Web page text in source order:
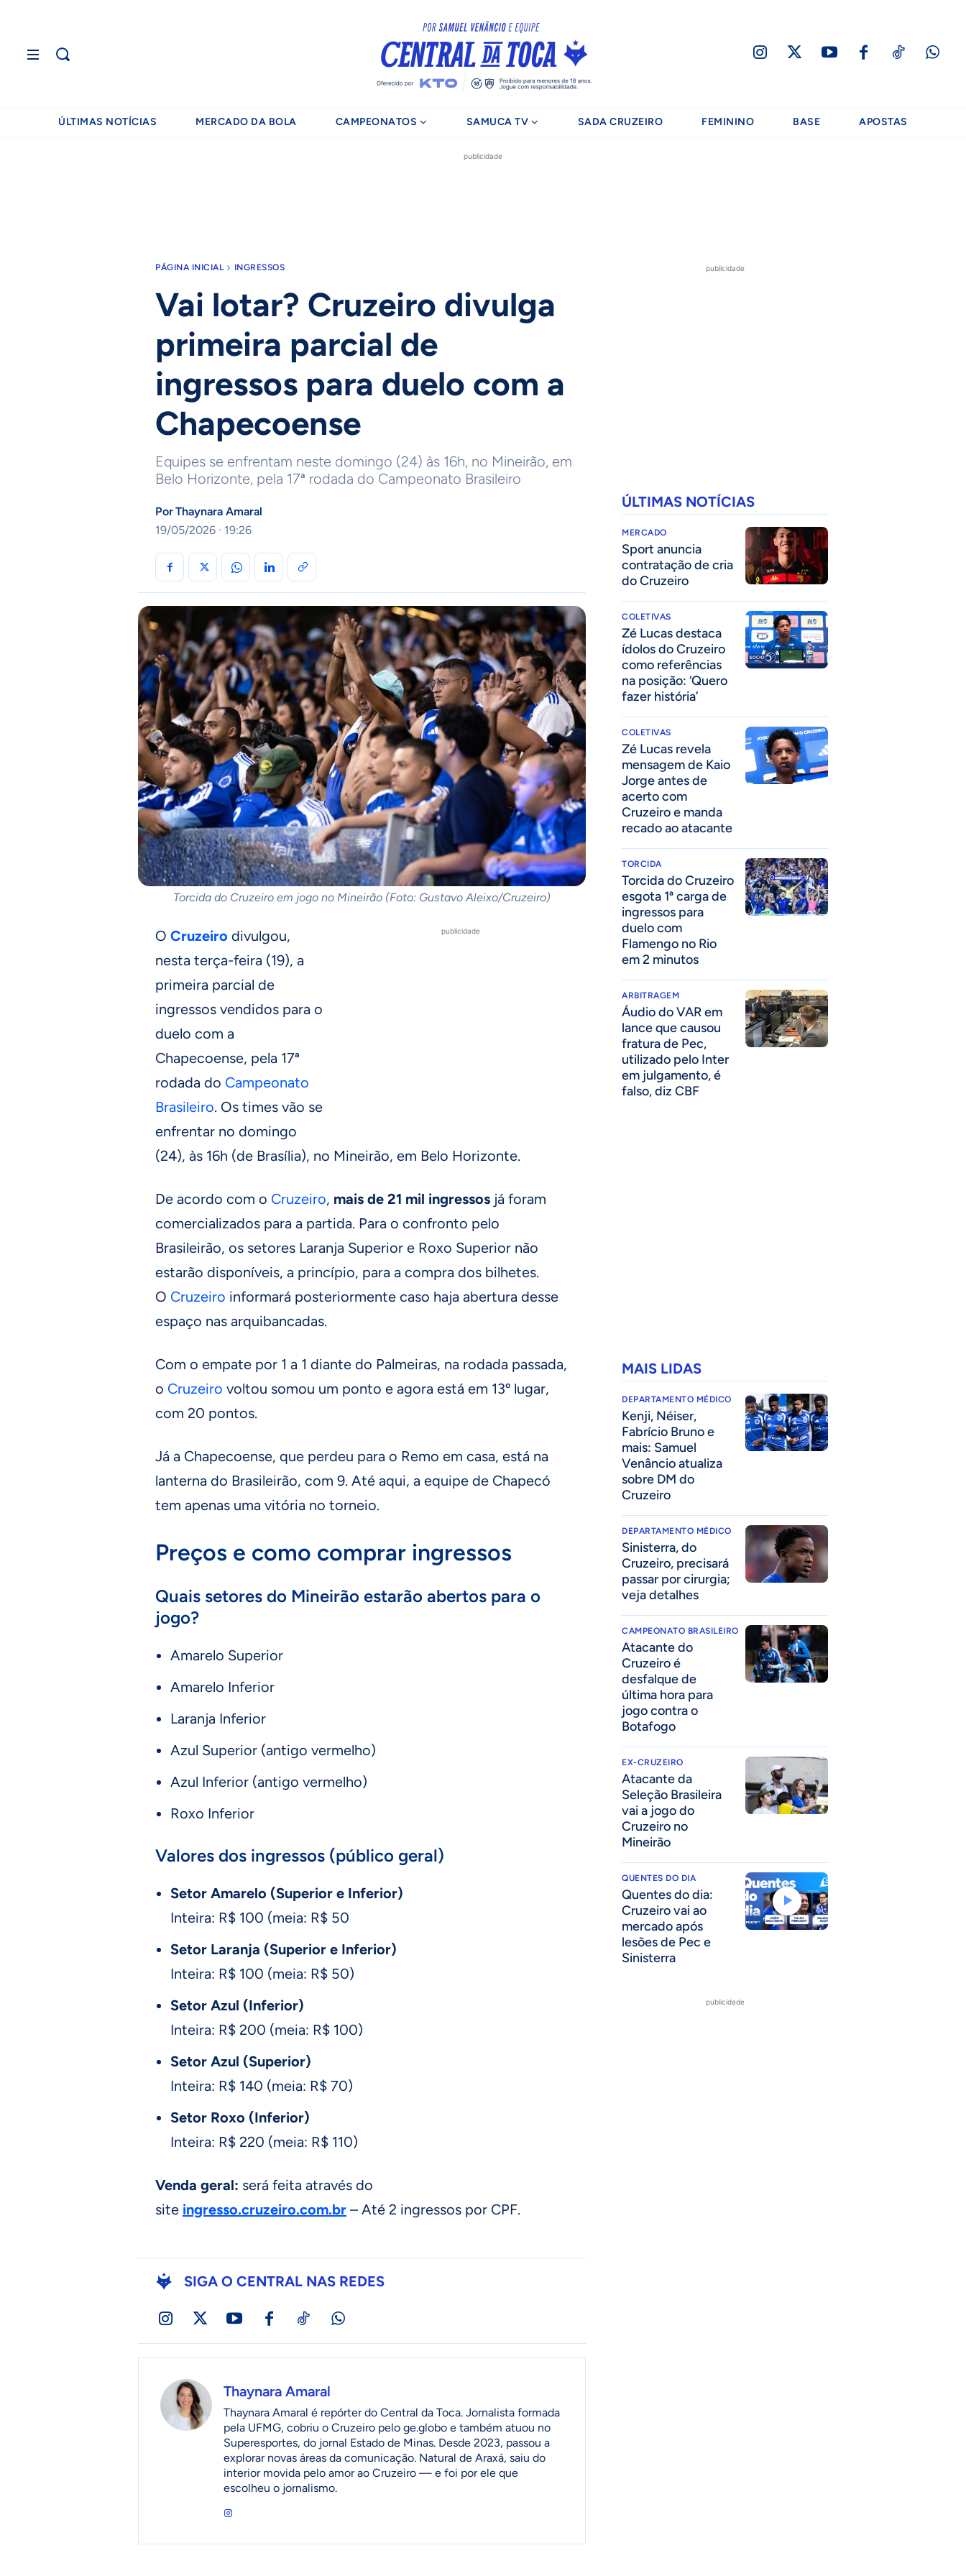
ÚLTIMAS NOTÍCIAS MERCADO DA BOLA CAMPEONATOS SAMUCA TV SADA CRUZEIRO FEMININO BASE APOSTAS
publicidade
PÁGINA INICIAL INGRESSOS
Vai lotar? Cruzeiro divulga
primeira parcial de
ingressos para duelo com a
Chapecoense
Equipes se enfrentam neste domingo (24) às 16h, no Mineirão, em
Belo Horizonte, pela 17ª rodada do Campeonato Brasileiro
PorThaynara Amaral
19/05/2026 · 19:26
Torcida do Cruzeiro em jogo no Mineirão (Foto: Gustavo Aleixo/Cruzeiro)
publicidade
O Cruzeiro divulgou,
nesta terça-feira (19), a
primeira parcial de
ingressos vendidos para o
duelo com a
Chapecoense, pela 17ª
rodada do Campeonato
Brasileiro. Os times vão se
enfrentar no domingo
(24), às 16h (de Brasília), no Mineirão, em Belo Horizonte.
De acordo com o Cruzeiro, mais de 21 mil ingressos já foram
comercializados para a partida. Para o confronto pelo
Brasileirão, os setores Laranja Superior e Roxo Superior não
estarão disponíveis, a princípio, para a compra dos bilhetes.
O Cruzeiro informará posteriormente caso haja abertura desse
espaço nas arquibancadas.
Com o empate por 1 a 1 diante do Palmeiras, na rodada passada,
o Cruzeiro voltou somou um ponto e agora está em 13º lugar,
com 20 pontos.
Já a Chapecoense, que perdeu para o Remo em casa, está na
lanterna do Brasileirão, com 9. Até aqui, a equipe de Chapecó
tem apenas uma vitória no torneio.
Preços e como comprar ingressos
Quais setores do Mineirão estarão abertos para o
jogo?
Amarelo Superior
Amarelo Inferior
Laranja Inferior
Azul Superior (antigo vermelho)
Azul Inferior (antigo vermelho)
Roxo Inferior
Valores dos ingressos (público geral)
Setor Amarelo (Superior e Inferior)
Inteira: R$ 100 (meia: R$ 50
Setor Laranja (Superior e Inferior)
Inteira: R$ 100 (meia: R$ 50)
Setor Azul (Inferior)
Inteira: R$ 200 (meia: R$ 100)
Setor Azul (Superior)
Inteira: R$ 140 (meia: R$ 70)
Setor Roxo (Inferior)
Inteira: R$ 220 (meia: R$ 110)
Venda geral: será feita através do
site ingresso.cruzeiro.com.br – Até 2 ingressos por CPF.
SIGA O CENTRAL NAS REDES
Thaynara Amaral
Thaynara Amaral é repórter do Central da Toca. Jornalista formada
pela UFMG, cobriu o Cruzeiro pelo ge.globo e também atuou no
Superesportes, do jornal Estado de Minas. Desde 2023, passou a
explorar novas áreas da comunicação. Natural de Araxá, saiu do
interior movida pelo amor ao Cruzeiro — e foi por ele que
escolheu o jornalismo.
publicidade
ÚLTIMAS NOTÍCIAS
MERCADO
Sport anuncia
contratação de cria
do Cruzeiro
COLETIVAS
Zé Lucas destaca
ídolos do Cruzeiro
como referências
na posição: ‘Quero
fazer história’
COLETIVAS
Zé Lucas revela
mensagem de Kaio
Jorge antes de
acerto com
Cruzeiro e manda
recado ao atacante
TORCIDA
Torcida do Cruzeiro
esgota 1ª carga de
ingressos para
duelo com
Flamengo no Rio
em 2 minutos
ARBITRAGEM
Áudio do VAR em
lance que causou
fratura de Pec,
utilizado pelo Inter
em julgamento, é
falso, diz CBF
MAIS LIDAS
DEPARTAMENTO MÉDICO
Kenji, Néiser,
Fabrício Bruno e
mais: Samuel
Venâncio atualiza
sobre DM do
Cruzeiro
DEPARTAMENTO MÉDICO
Sinisterra, do
Cruzeiro, precisará
passar por cirurgia;
veja detalhes
CAMPEONATO BRASILEIRO
Atacante do
Cruzeiro é
desfalque de
última hora para
jogo contra o
Botafogo
EX-CRUZEIRO
Atacante da
Seleção Brasileira
vai a jogo do
Cruzeiro no
Mineirão
QUENTES DO DIA
Quentes do dia:
Cruzeiro vai ao
mercado após
lesões de Pec e
Sinisterra
publicidade